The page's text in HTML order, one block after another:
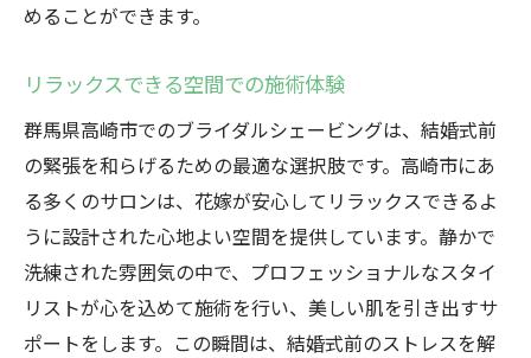
リラックス空間での癒しの時間
高崎市のサロンでのリフレッシュ体験
心身ともに整える施術の魅力
花嫁の心を癒す特別なひととき
めることができます。
リラックスできる空間での施術体験
群馬県高崎市でのブライダルシェービングは、結婚式前
の緊張を和らげるための最適な選択肢です。高崎市にあ
る多くのサロンは、花嫁が安心してリラックスできるよ
うに設計された心地よい空間を提供しています。静かで
洗練された雰囲気の中で、プロフェッショナルなスタイ
リストが心を込めて施術を行い、美しい肌を引き出すサ
ポートをします。この瞬間は、結婚式前のストレスを解